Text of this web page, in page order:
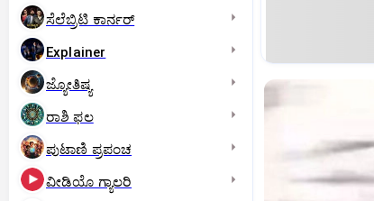
ಸೆಲೆಬ್ರಿಟಿ ಕಾರ್ನರ್‌
Explainer
ಜ್ಯೋತಿಷ್ಯ
ರಾಶಿ ಫಲ
ಪುಟಾಣಿ ಪ್ರಪಂಚ
ವೀಡಿಯೊ ಗ್ಯಾಲರಿ